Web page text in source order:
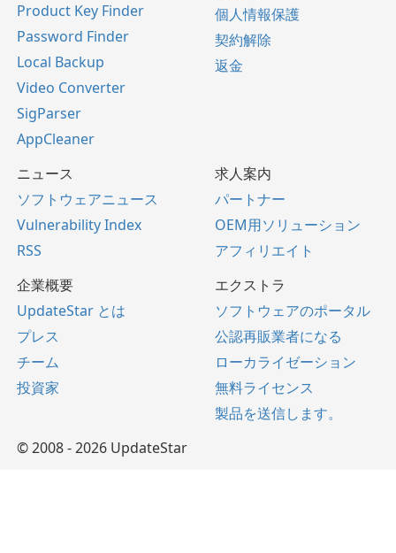
Product Key Finder
Password Finder
Local Backup
Video Converter
SigParser
AppCleaner
個人情報保護
契約解除
返金
ニュース
ソフトウェアニュース
Vulnerability Index
RSS
求人案内
パートナー
OEM用ソリューション
アフィリエイト
企業概要
UpdateStar とは
プレス
チーム
投資家
エクストラ
ソフトウェアのポータル
公認再販業者になる
ローカライゼーション
無料ライセンス
製品を送信します。
© 2008 - 2026 UpdateStar